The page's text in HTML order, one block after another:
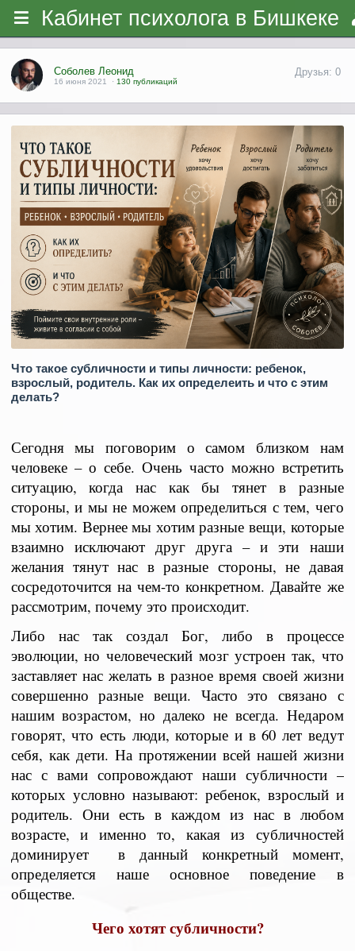
Кабинет психолога в Бишкеке
Соболев Леонид
16 июня 2021 · 130 публикаций
Друзья: 0
Что такое субличности и типы личности: ребенок,
взрослый, родитель. Как их определеить и что с этим
делать?
Сегодня мы поговорим о самом близком нам
человеке – о себе. Очень часто можно встретить
ситуацию, когда нас как бы тянет в разные
стороны, и мы не можем определиться с тем, чего
мы хотим. Вернее мы хотим разные вещи, которые
взаимно исключают друг друга – и эти наши
желания тянут нас в разные стороны, не давая
сосредоточится на чем-то конкретном. Давайте же
рассмотрим, почему это происходит.
Либо нас так создал Бог, либо в процессе
эволюции, но человеческий мозг устроен так, что
заставляет нас желать в разное время своей жизни
совершенно разные вещи. Часто это связано с
нашим возрастом, но далеко не всегда. Недаром
говорят, что есть люди, которые и в 60 лет ведут
себя, как дети. На протяжении всей нашей жизни
нас с вами сопровождают наши субличности –
которых условно называют: ребенок, взрослый и
родитель. Они есть в каждом из нас в любом
возрасте, и именно то, какая из субличностей
доминирует в данный конкретный момент,
определяется наше основное поведение в
обществе.
Чего хотят субличности?